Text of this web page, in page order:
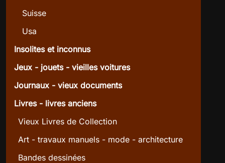
Suisse
Usa
Insolites et inconnus
Jeux - jouets - vieilles voitures
Journaux - vieux documents
Livres - livres anciens
Vieux Livres de Collection
Art - travaux manuels - mode - architecture
Bandes dessinées